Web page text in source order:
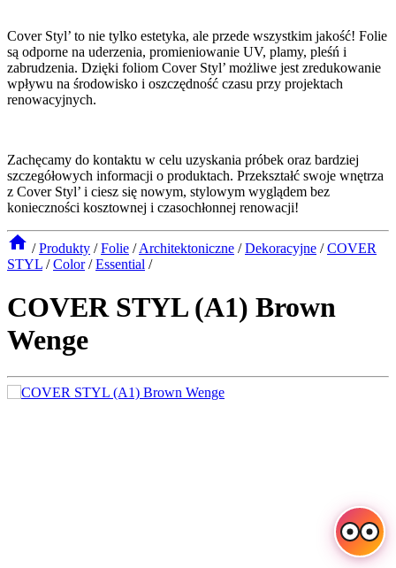
Cover Styl’ to nie tylko estetyka, ale przede wszystkim jakość! Folie
są odporne na uderzenia, promieniowanie UV, plamy, pleśń i
zabrudzenia. Dzięki foliom Cover Styl’ możliwe jest zredukowanie
wpływu na środowisko i oszczędność czasu przy projektach
renowacyjnych.
Zachęcamy do kontaktu w celu uzyskania próbek oraz bardziej
szczegółowych informacji o produktach. Przekształć swoje wnętrza
z Cover Styl’ i ciesz się nowym, stylowym wyglądem bez
konieczności kosztownej i czasochłonnej renowacji!
/ Produkty / Folie / Architektoniczne / Dekoracyjne / COVER
STYL / Color / Essential /
COVER STYL (A1) Brown
Wenge